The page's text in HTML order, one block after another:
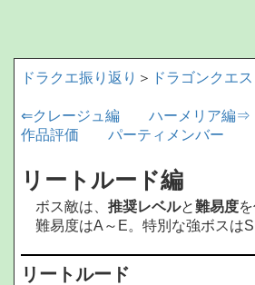
ドラクエ振り返り ＞ ドラゴンクエ
⇐クレージュ編
ハーメリア編⇒
作品評価
パーティメンバー
リートルード編
ボス敵は、 推奨レベルと難易度
難易度はA～E。特別な強ボスはS
リートルード